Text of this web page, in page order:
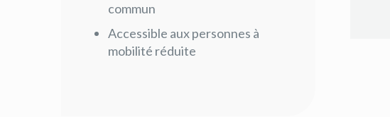
commun
Accessible aux personnes à
mobilité réduite